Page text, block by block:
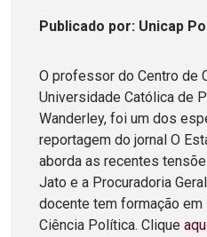
Publicado por: Unicap
O professor do Centro de
Universidade Católica de
Wanderley, foi um dos
reportagem do jornal O
aborda as recentes
Jato e a Procuradoria
docente tem formação
Ciência Política. Clique